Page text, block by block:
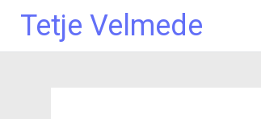
Tetje Velmede